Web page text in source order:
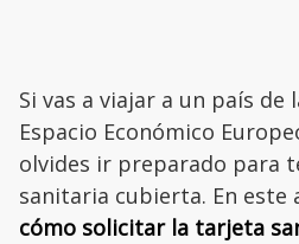
Si vas a viajar a un país de
Espacio Económico
olvides ir preparado para
sanitaria cubierta. En
cómo solicitar la tarjeta